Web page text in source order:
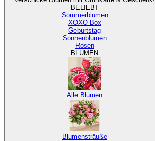
BELIEBT
Sommerblumen
XOXO-Box
Geburtstag
Sonnenblumen
Rosen
BLUMEN
Alle Blumen
Blumensträuße